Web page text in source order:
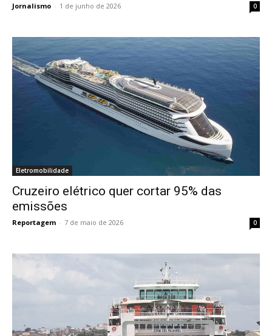
Jornalismo - 1 de junho de 2026 0
Eletromobilidade
Cruzeiro elétrico quer cortar 95% das
emissões
Reportagem - 7 de maio de 2026 0